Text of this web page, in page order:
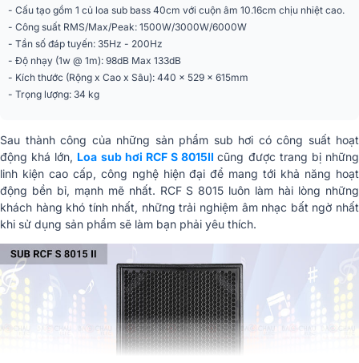
Trở kháng 8 ohms
Cổng kết nối
Màu sắc Đen
Phân khúc Siêu cao cấp
Kích thước (Rộng x
Cao x Sâu)
440 x 529 x 615 mm
Trọng lượng 34 kg
- Cấu tạo gồm 1 củ loa sub bass 40cm với cuộn âm 10.16cm chịu nhiệt cao.
- Công suất RMS/Max/Peak: 1500W/3000W/6000W
- Tần số đáp tuyến: 35Hz - 200Hz
- Độ nhạy (1w @ 1m): 98dB Max 133dB
- Kích thước (Rộng x Cao x Sâu): 440 x 529 x 615mm
- Trọng lượng: 34 kg
Sau thành công của những sản phẩm sub hơi có công suất hoạt
động khá lớn, Loa sub hơi RCF S 8015IIcũng được trang bị những
linh kiện cao cấp, công nghệ hiện đại để mang tới khả năng hoạt
động bền bỉ, mạnh mẽ nhất. RCF S 8015 luôn làm hài lòng những
khách hàng khó tính nhất, những trải nghiệm âm nhạc bất ngờ nhất
khi sử dụng sản phẩm sẽ làm bạn phải yêu thích.